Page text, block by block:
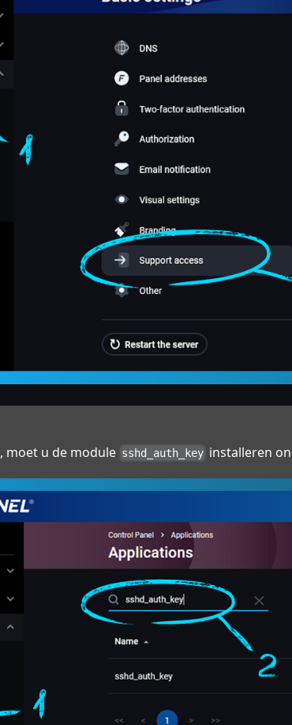
moet u de module sshd_auth_key installeren